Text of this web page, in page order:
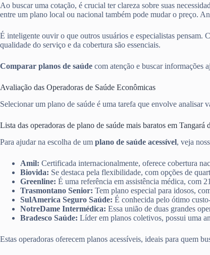
Ao buscar uma cotação, é crucial ter clareza sobre suas
entre um plano local ou nacional também pode mudar o preço.
É inteligente ouvir o que outros usuários e especialistas pensam.
qualidade do serviço e da cobertura são essenciais.
Comparar planos de saúde com atenção e buscar informações
Avaliação das Operadoras de Saúde Econômicas
Selecionar um plano de saúde é uma tarefa que envolve analisar
Lista das operadoras de plano de saúde mais baratos em Tangará
Para ajudar na escolha de um plano de saúde acessível, veja
Amil: Certificada internacionalmente, oferece cobertura
Biovida: Se destaca pela flexibilidade, com opções de
Greenline: É uma referência em assistência médica, com
Trasmontano Senior: Tem plano especial para idosos,
SulAmerica Seguro Saúde: É conhecida pelo ótimo
NotreDame Intermédica: Essa união de duas grandes
Bradesco Saúde: Líder em planos coletivos, possui uma
Estas operadoras oferecem planos acessíveis, ideais para quem